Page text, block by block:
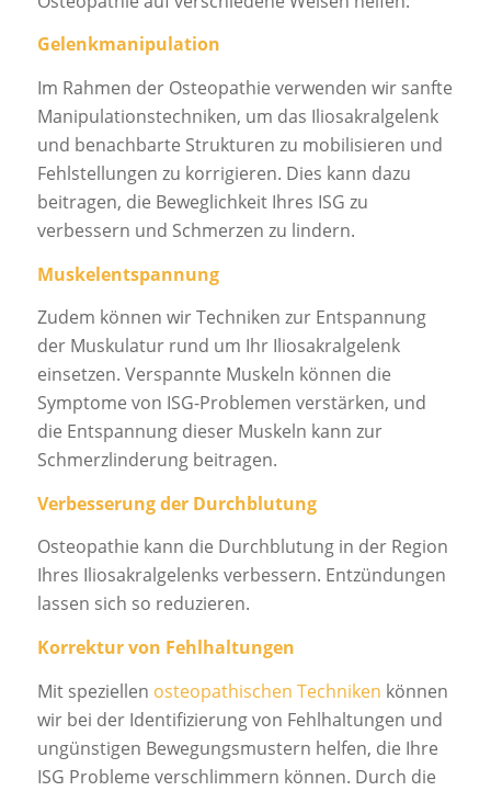
Gelenkmanipulation
Im Rahmen der Osteopathie verwenden wir sanfte
Manipulationstechniken, um das Iliosakralgelenk
und benachbarte Strukturen zu mobilisieren und
Fehlstellungen zu korrigieren. Dies kann dazu
beitragen, die Beweglichkeit Ihres ISG zu
verbessern und Schmerzen zu lindern.
Muskelentspannung
Zudem können wir Techniken zur Entspannung
der Muskulatur rund um Ihr Iliosakralgelenk
einsetzen. Verspannte Muskeln können die
Symptome von ISG-Problemen verstärken, und
die Entspannung dieser Muskeln kann zur
Schmerzlinderung beitragen.
Verbesserung der Durchblutung
Osteopathie kann die Durchblutung in der Region
Ihres Iliosakralgelenks verbessern. Entzündungen
lassen sich so reduzieren.
Korrektur von Fehlhaltungen
Mit speziellen osteopathischen Techniken können
wir bei der Identifizierung von Fehlhaltungen und
ungünstigen Bewegungsmustern helfen, die Ihre
ISG Probleme verschlimmern können. Durch die